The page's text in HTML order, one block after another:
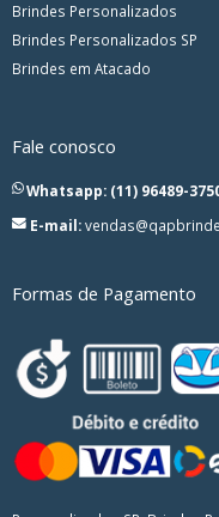
Brindes Personalizados
Brindes Personalizados SP
Brindes em Atacado
Fale conosco
Whatsapp: (11) 96489-
E-mail:
Formas de Pagamento